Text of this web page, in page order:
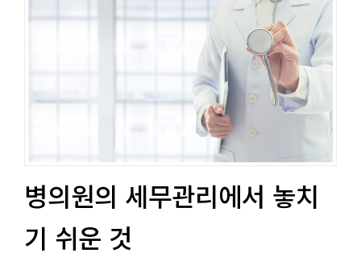
병의원의 세무관리에서 놓치
기 쉬운 것​​